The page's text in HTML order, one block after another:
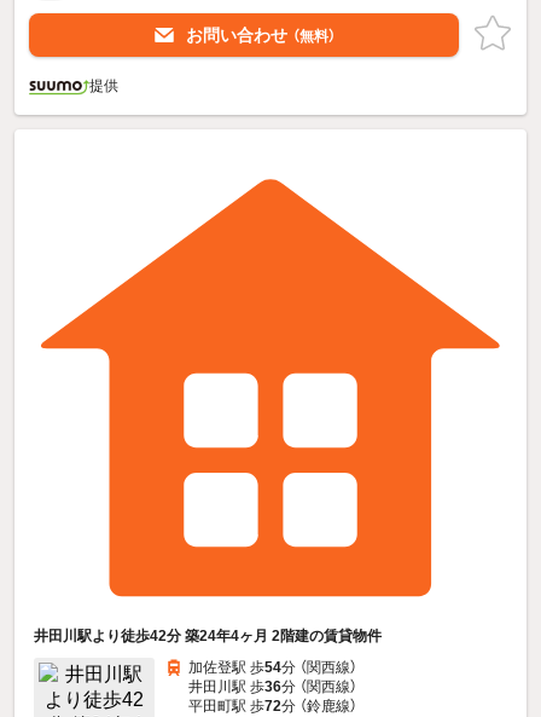
お問い合わせ （無料）
提供
井田川駅より徒歩42分 築24年4ヶ月 2階建の賃貸物件
加佐登駅 歩54分 （関西線）
井田川駅 歩36分 （関西線）
平田町駅 歩72分 （鈴鹿線）